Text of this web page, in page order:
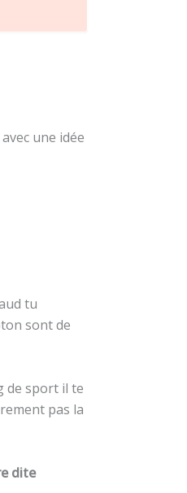
une idée
tu
sont de
de sport il te
pas la
dite